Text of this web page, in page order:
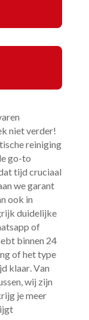
niet verder!
reiniging
go-to
tijd cruciaal
we garant
ook in
duidelijke
of
binnen 24
of het type
klaar.​ Van
wij zijn
je meer